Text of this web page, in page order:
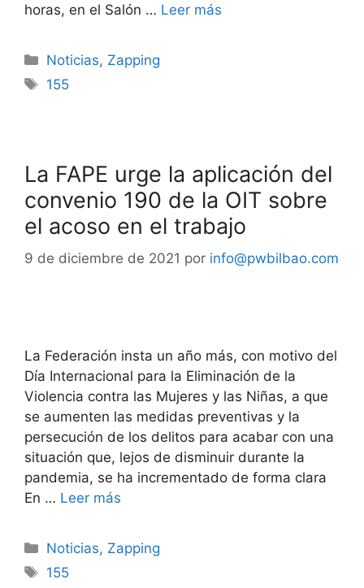
horas, en el Salón … Leer más
Noticias, Zapping
155
La FAPE urge la aplicación del
convenio 190 de la OIT sobre
el acoso en el trabajo
9 de diciembre de 2021 por info@pwbilbao.com
La Federación insta un año más, con motivo del
Día Internacional para la Eliminación de la
Violencia contra las Mujeres y las Niñas, a que
se aumenten las medidas preventivas y la
persecución de los delitos para acabar con una
situación que, lejos de disminuir durante la
pandemia, se ha incrementado de forma clara
En … Leer más
Noticias, Zapping
155